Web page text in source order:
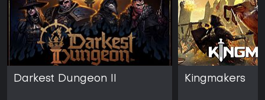
Darkest Dungeon II Kingmakers